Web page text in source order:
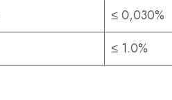
≤ 0,030%
≤ 1.0%